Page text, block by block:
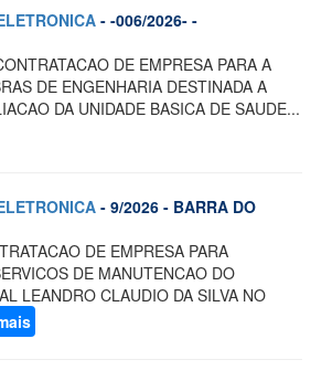
- -006/2026- -
DE EMPRESA PARA A
DE ENGENHARIA DESTINADA A
DA UNIDADE BASICA DE SAUDE...
- 9/2026 - BARRA DO
DE EMPRESA PARA
DE MANUTENCAO DO
LEANDRO CLAUDIO DA SILVA NO